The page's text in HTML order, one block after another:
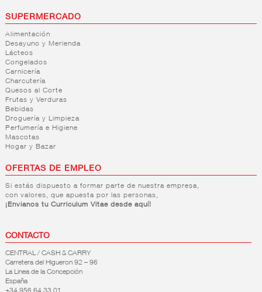
SUPERMERCADO
Alimentación
Desayuno y Merienda
Lácteos
Congelados
Carnicería
Charcutería
Quesos al Corte
Frutas y Verduras
Bebidas
Droguería y Limpieza
Perfumería e Higiene
Mascotas
Hogar y Bazar
OFERTAS DE EMPLEO
Si estás dispuesto a formar parte de nuestra empresa,
con valores, que apuesta por las personas,
¡Envianos tu Curriculum Vitae desde aquí!
CONTACTO
CENTRAL / CASH & CARRY
Carretera del Higueron 92 – 96
La Linea de la Concepción
España